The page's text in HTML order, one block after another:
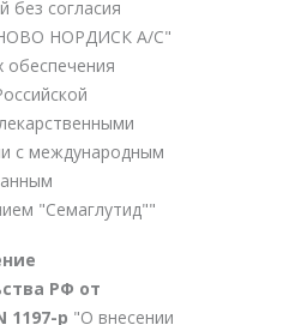
без согласия
НОРДИСК А/С"
обеспечения
с международным
"Семаглутид""
РФ от
1197-р "О внесении